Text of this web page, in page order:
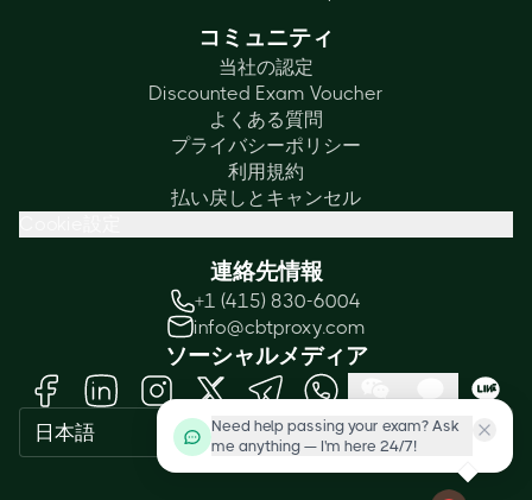
コミュニティ
当社の認定
Discounted Exam Voucher
よくある質問
プライバシーポリシー
利用規約
払い戻しとキャンセル
連絡先情報
+1 (415) 830-6004
info@cbtproxy.com
ソーシャルメディア
日本語
Need help passing your exam? Ask
me anything — I'm here 24/7!